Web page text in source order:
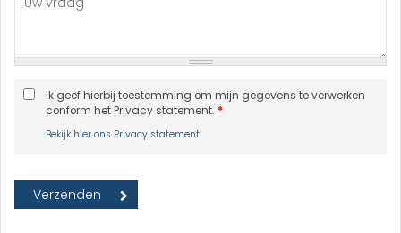
Ik geef hierbij toestemming om mijn gegevens te verwerken
conform het Privacy statement. *
Bekijk hier ons Privacy statement